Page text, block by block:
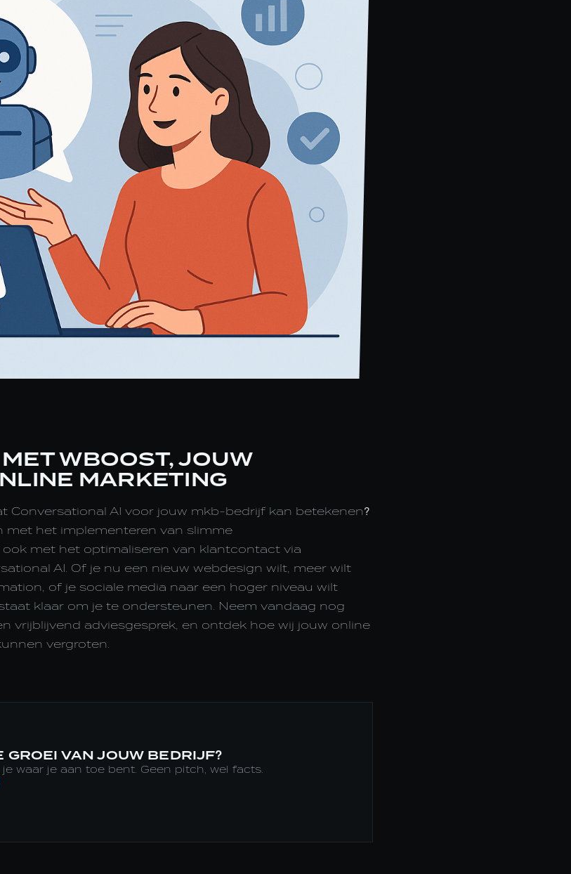
WBOOST, JOUW
MARKETING
Conversational AI voor jouw mkb-bedrijf kan betekenen?
met het implementeren van slimme
met het optimaliseren van klantcontact via
AI. Of je nu een nieuw webdesign wilt, meer wilt
of je sociale media naar een hoger niveau wilt
klaar om je te ondersteunen. Neem vandaag nog
vrijblijvend adviesgesprek, en ontdek hoe wij jouw online
vergroten.
GROEI VAN JOUW BEDRIJF?
waar je aan toe bent. Geen pitch, wel facts.